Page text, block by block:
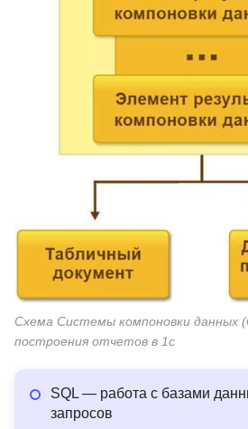
Схема Системы компоновки данных
построения отчетов в 1с
SQL — работа с базами
запросов